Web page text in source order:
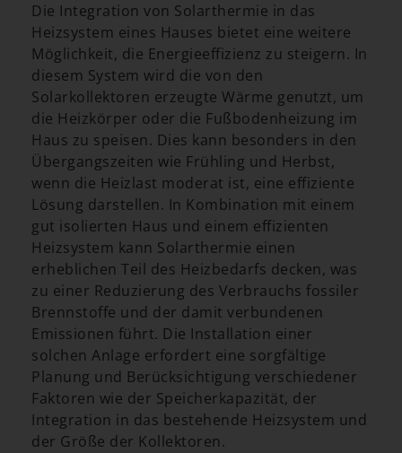
Die Integration von Solarthermie in das
Heizsystem eines Hauses bietet eine weitere
Möglichkeit, die Energieeffizienz zu steigern. In
diesem System wird die von den
Solarkollektoren erzeugte Wärme genutzt, um
die Heizkörper oder die Fußbodenheizung im
Haus zu speisen. Dies kann besonders in den
Übergangszeiten wie Frühling und Herbst,
wenn die Heizlast moderat ist, eine effiziente
Lösung darstellen. In Kombination mit einem
gut isolierten Haus und einem effizienten
Heizsystem kann Solarthermie einen
erheblichen Teil des Heizbedarfs decken, was
zu einer Reduzierung des Verbrauchs fossiler
Brennstoffe und der damit verbundenen
Emissionen führt. Die Installation einer
solchen Anlage erfordert eine sorgfältige
Planung und Berücksichtigung verschiedener
Faktoren wie der Speicherkapazität, der
Integration in das bestehende Heizsystem und
der Größe der Kollektoren.